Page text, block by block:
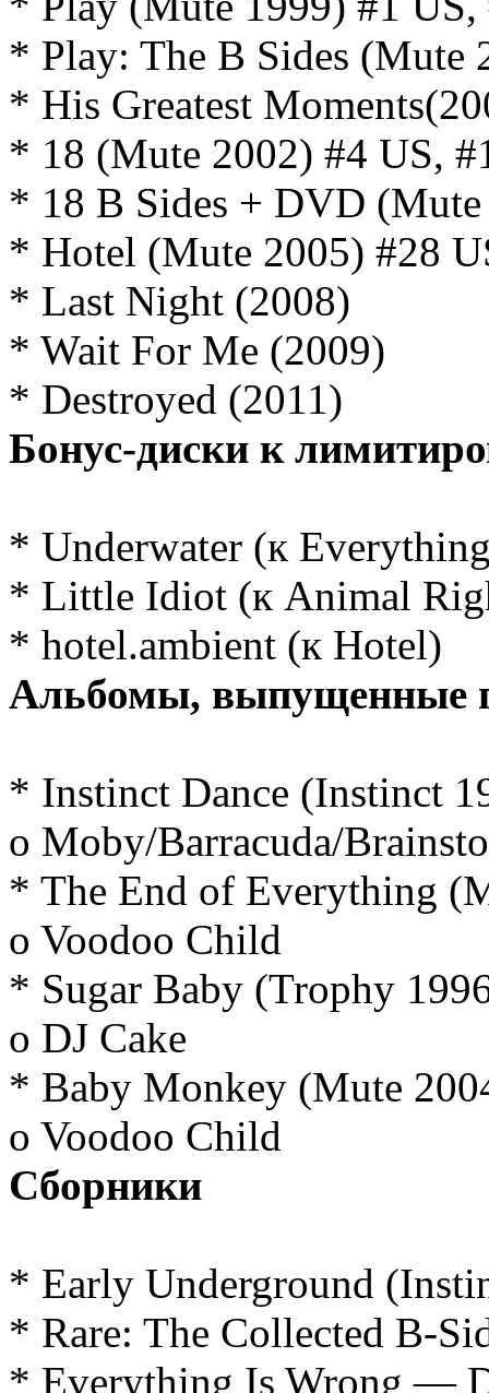
* Play: The B Sides (Mute
* His Greatest
* 18 (Mute 2002) #4 US,
* 18 B Sides + DVD
* Hotel (Mute 2005) #28
* Last Night (2008)
* Wait For Me (2009)
* Destroyed (2011)
Бонус-диски к
* Underwater (к
* Little Idiot (к Animal
* hotel.ambient (к Hotel)
Альбомы, выпущенные
* Instinct Dance (Instinct
o Moby/Barracuda/
* The End of Everything
o Voodoo Child
* Sugar Baby (Trophy
o DJ Cake
* Baby Monkey (Mute
o Voodoo Child
Сборники
* Early Underground
* Rare: The Collected B-
* Everything Is Wrong —